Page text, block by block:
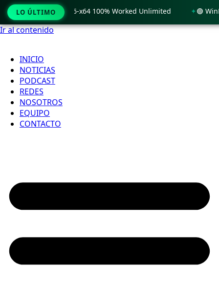
Ir al contenido
INICIO
NOTICIAS
PODCAST
REDES
NOSOTROS
EQUIPO
CONTACTO
LO ÚLTIMO
11 x86-x64 100% Worked Unlimited 🟢 WinRAR